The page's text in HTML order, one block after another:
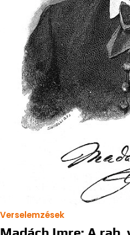
Verselemzések